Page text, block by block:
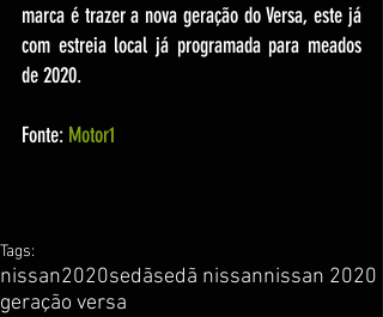
marca é trazer a nova geração do Versa, este já
com estreia local já programada para meados
de 2020.
Fonte: Motor1
Tags:
nissan2020sedãsedã nissannissan 2020
geração versa